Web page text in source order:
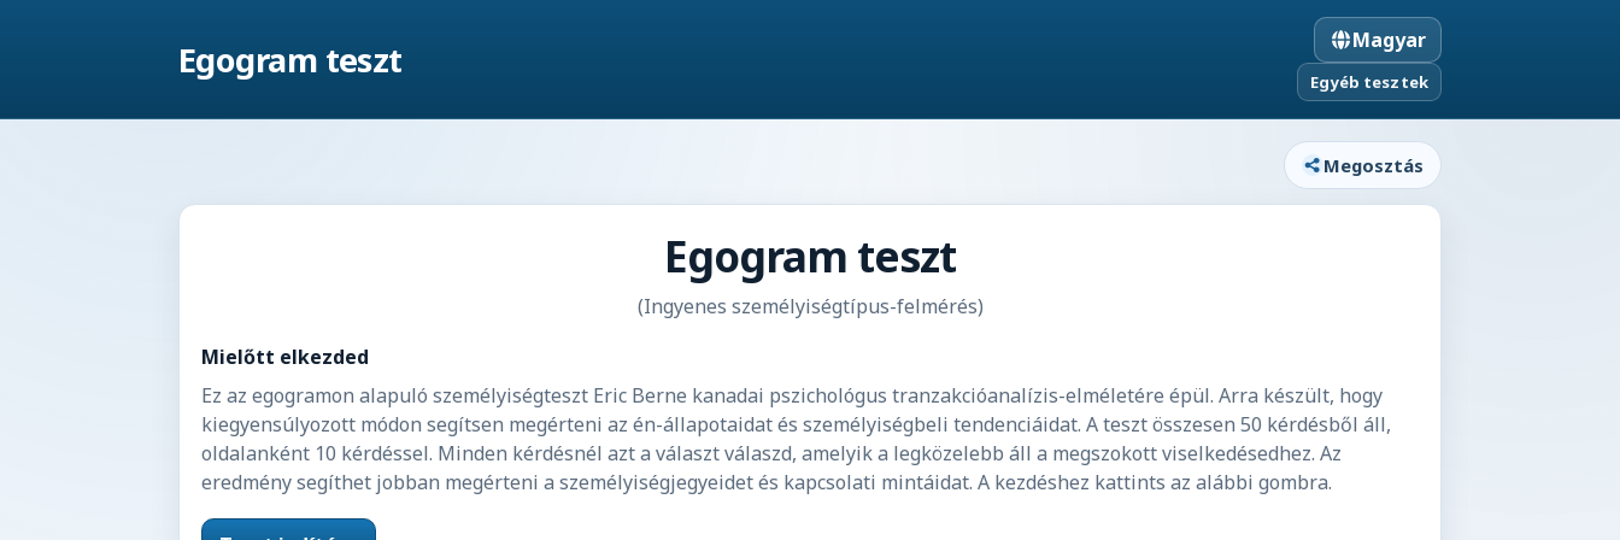
Egogram teszt Magyar
Egyéb tesztek
Megosztás
Egogram teszt
(Ingyenes személyiségtípus-felmérés)
Mielőtt elkezded
Ez az egogramon alapuló személyiségteszt Eric Berne kanadai pszichológus tranzakcióanalízis-elméletére épül. Arra készült, hogy
kiegyensúlyozott módon segítsen megérteni az én-állapotaidat és személyiségbeli tendenciáidat. A teszt összesen 50 kérdésből áll,
oldalanként 10 kérdéssel. Minden kérdésnél azt a választ válaszd, amelyik a legközelebb áll a megszokott viselkedésedhez. Az
eredmény segíthet jobban megérteni a személyiségjegyeidet és kapcsolati mintáidat. A kezdéshez kattints az alábbi gombra.